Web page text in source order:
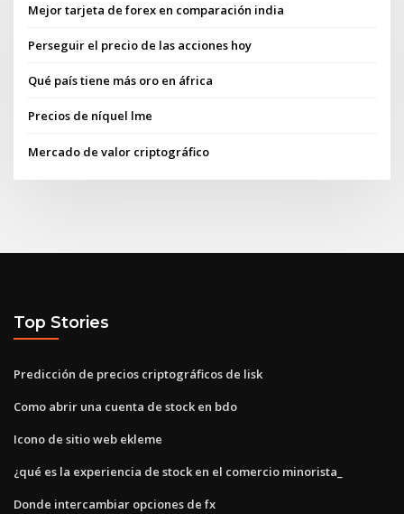
Mejor tarjeta de forex en comparación india
Perseguir el precio de las acciones hoy
Qué país tiene más oro en áfrica
Precios de níquel lme
Mercado de valor criptográfico
Top Stories
Predicción de precios criptográficos de lisk
Como abrir una cuenta de stock en bdo
Icono de sitio web ekleme
¿qué es la experiencia de stock en el comercio minorista_
Donde intercambiar opciones de fx